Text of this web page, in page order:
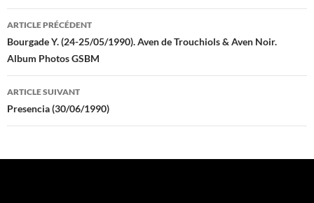
Navigation
des
articles
ARTICLE PRÉCÉDENT
Bourgade Y. (24-25/05/1990). Aven de Trouchiols & Aven Noir.
Album Photos GSBM
ARTICLE SUIVANT
Presencia (30/06/1990)